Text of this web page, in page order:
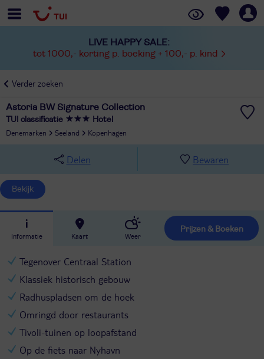
LIVE HAPPY SALE:
tot 1000,- korting p. boeking + 100,- p. kind
Verder zoeken
Astoria BW Signature Collection
TUI classificatie Hotel
Denemarken Seeland Kopenhagen
Delen Bewaren
Bekijk
Informatie Kaart Weer
Prijzen & Boeken
Tegenover Centraal Station
Klassiek historisch gebouw
Radhuspladsen om de hoek
Omringd door restaurants
Tivoli-tuinen op loopafstand
Op de fiets naar Nyhavn